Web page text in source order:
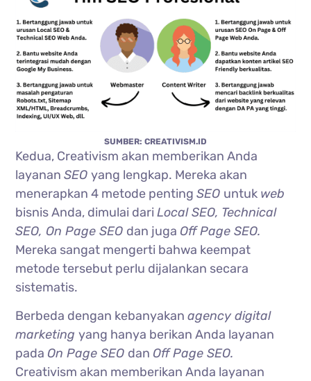
SUMBER: CREATIVISM.ID
Kedua, Creativism akan memberikan Anda
layananSEOyang lengkap. Mereka akan
menerapkan 4 metode pentingSEO untuk web
bisnis Anda, dimulai dariLocal SEO, Technical
SEO, On Page SEO dan juga Off Page SEO.
Mereka sangat mengerti bahwa keempat
metode tersebut perlu dijalankan secara
sistematis.
Berbeda dengan kebanyakanagency digital
marketingyang hanya berikan Anda layanan
pada On Page SEO dan Off Page SEO.
Creativism akan memberikan Anda layanan